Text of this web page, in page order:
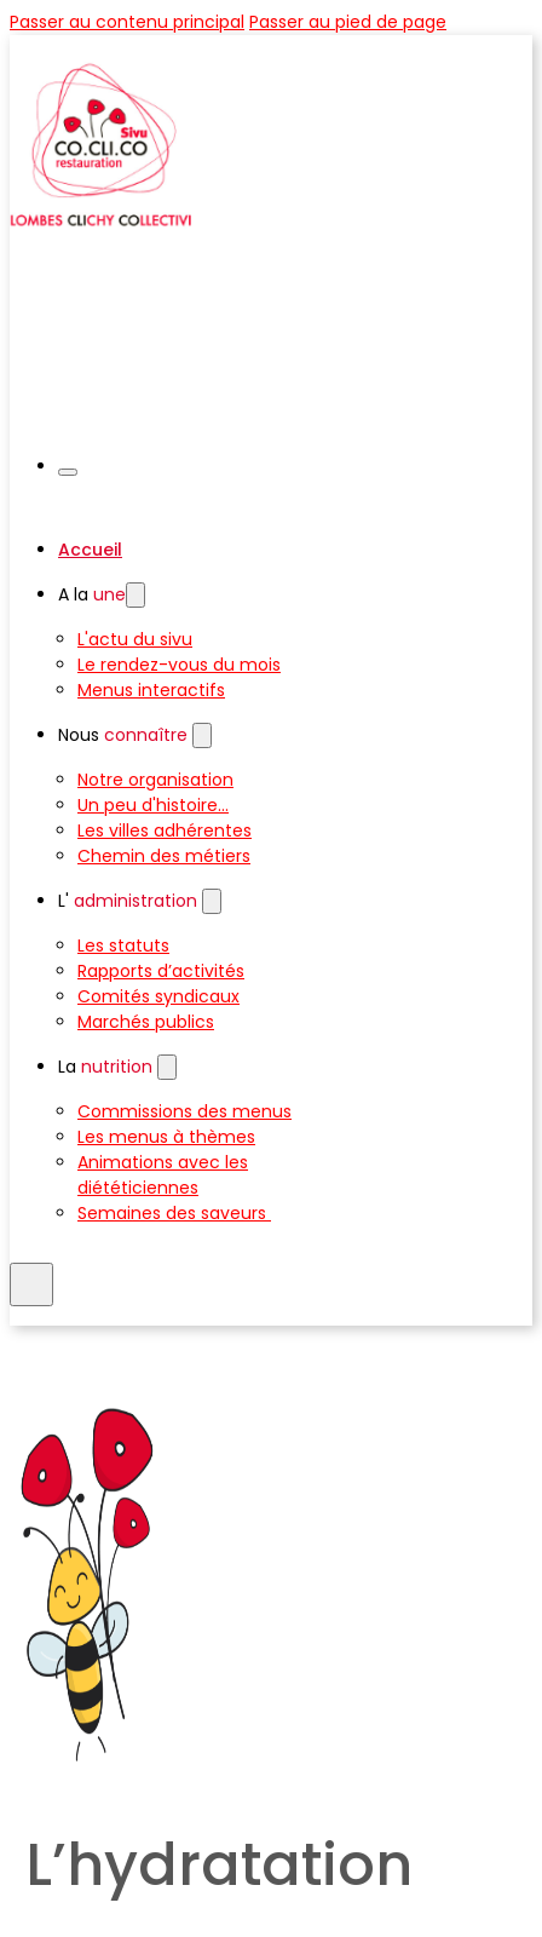
Passer au contenu principal Passer au pied de page
Accueil
A la une
L'actu du sivu
Le rendez-vous du mois
Menus interactifs
Nous connaître
Notre organisation
Un peu d'histoire...
Les villes adhérentes
Chemin des métiers
L' administration
Les statuts
Rapports d’activités
Comités syndicaux
Marchés publics
La nutrition
Commissions des menus
Les menus à thèmes
Animations avec les
diététiciennes
Semaines des saveurs
L’hydratation